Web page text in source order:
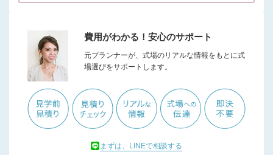
費用がわかる！安心のサポート
元プランナーが、式場のリアルな情報をもとに式
場選びをサポートします。
まずは、LINEで相談する